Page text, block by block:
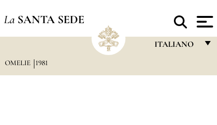
La SANTA SEDE
ITALIANO
OMELIE 1981